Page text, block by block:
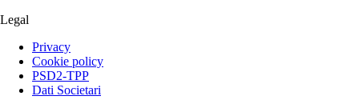
Legal
Privacy
Cookie policy
PSD2-TPP
Dati Societari